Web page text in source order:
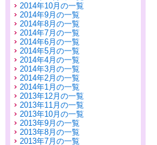
2014年10月の一覧
2014年9月の一覧
2014年8月の一覧
2014年7月の一覧
2014年6月の一覧
2014年5月の一覧
2014年4月の一覧
2014年3月の一覧
2014年2月の一覧
2014年1月の一覧
2013年12月の一覧
2013年11月の一覧
2013年10月の一覧
2013年9月の一覧
2013年8月の一覧
2013年7月の一覧